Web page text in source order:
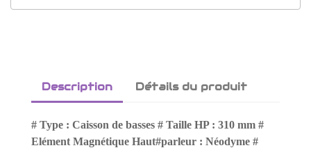
Description Détails du produit
# Type : Caisson de basses # Taille HP : 310 mm #
Elément Magnétique Haut#parleur : Néodyme #